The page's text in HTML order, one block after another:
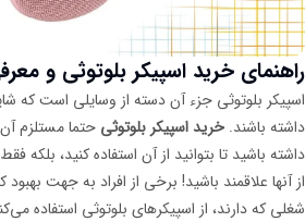
راهنمای خرید اسپیکر بلوتوثی و
اسپیکر بلوتوثی جزء آن دسته از وسایلی است که
داشته باشند. خرید اسپیکر بلوتوثی حتما مستلزم
داشته باشید تا بتوانید از آن استفاده کنید،
از آنها علاقمند باشید! برخی از افراد به جهت
شغلی که دارند، از اسپیکرهای بلوتوثی استفاده